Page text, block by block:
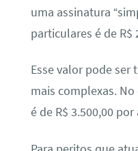
uma assinatura
particulares é de R$
Esse valor pode ser
mais complexas.
é de R$ 3.500,00